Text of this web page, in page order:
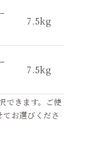
7.5kg
7.5kg
できます。ご使
お選びくださ